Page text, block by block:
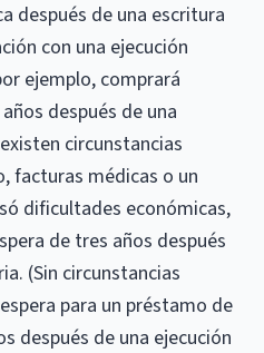
después de una escritura
con una ejecución
ejemplo, comprará
después de una
circunstancias
facturas médicas o un
dificultades económicas,
de tres años después
(Sin circunstancias
para un préstamo de
después de una ejecución